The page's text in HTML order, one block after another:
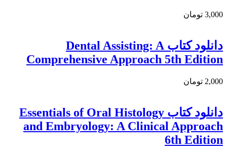
3,000 تومان
دانلود کتاب Dental Assisting: A
Comprehensive Approach 5th Edition
2,000 تومان
دانلود کتاب Essentials of Oral Histology
and Embryology: A Clinical Approach
6th Edition